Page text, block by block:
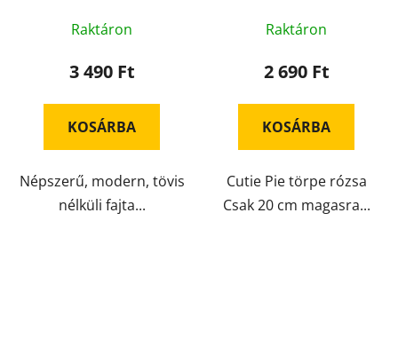
Raktáron
3 490 Ft
KOSÁRBA
Népszerű, modern, tövis
nélküli fajta...
Raktáron
2 690 Ft
KOSÁRBA
Cutie Pie törpe rózsa
Csak 20 cm magasra...